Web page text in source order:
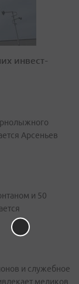
инвест-
Арсеньев
и 50
и служебное
медиков